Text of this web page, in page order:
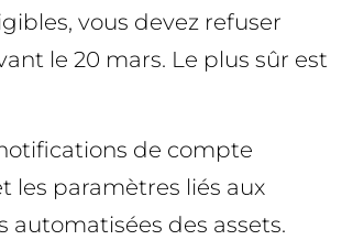
vous devez refuser
le 20 mars. Le plus sûr est
de compte
les paramètres liés aux
automatisées des assets.